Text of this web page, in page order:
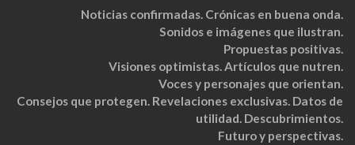
Noticias confirmadas. Crónicas en buena onda.
Sonidos e imágenes que ilustran.
Propuestas positivas.
Visiones optimistas. Artículos que nutren.
Voces y personajes que orientan.
Consejos que protegen. Revelaciones exclusivas. Datos de
utilidad. Descubrimientos.
Futuro y perspectivas.